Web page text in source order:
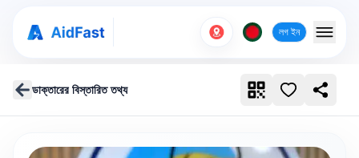
লগ ইন
ডাক্তারের বিস্তারিত তথ্য